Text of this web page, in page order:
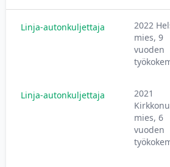
Linja-autonkuljettaja
2022
mies, 9
vuoden
Linja-autonkuljettaja
2021
mies, 6
vuoden